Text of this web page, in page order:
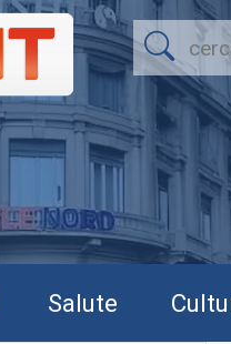
Salute